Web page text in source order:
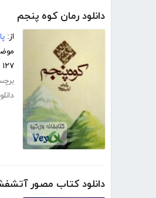
دانلود رمان کوه پنجم
از:
۱۲۷ صفحه
دانلود کتاب مصور